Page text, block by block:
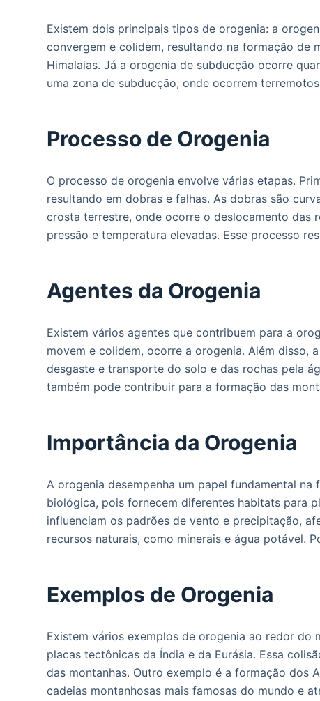
Existem dois principais tipos de orogenia: a
convergem e colidem, resultando na formação de
Himalaias. Já a orogenia de subducção ocorre
uma zona de subducção, onde ocorrem
Processo de Orogenia
O processo de orogenia envolve várias etapas.
resultando em dobras e falhas. As dobras são
crosta terrestre, onde ocorre o deslocamento das
pressão e temperatura elevadas. Esse processo
Agentes da Orogenia
Existem vários agentes que contribuem para a
movem e colidem, ocorre a orogenia. Além disso,
desgaste e transporte do solo e das rochas pela
também pode contribuir para a formação das
Importância da Orogenia
A orogenia desempenha um papel fundamental
biológica, pois fornecem diferentes habitats para
influenciam os padrões de vento e precipitação,
recursos naturais, como minerais e água potável.
Exemplos de Orogenia
Existem vários exemplos de orogenia ao redor do
placas tectônicas da Índia e da Eurásia. Essa
das montanhas. Outro exemplo é a formação dos
cadeias montanhosas mais famosas do mundo e